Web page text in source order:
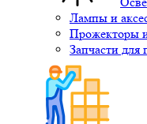
Лампы и
Прожекторы
Запчасти для